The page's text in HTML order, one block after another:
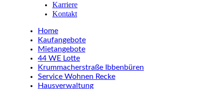
Karriere
Kontakt
Home
Kaufangebote
Mietangebote
44 WE Lotte
Krummacherstraße Ibbenbüren
Service Wohnen Recke
Hausverwaltung